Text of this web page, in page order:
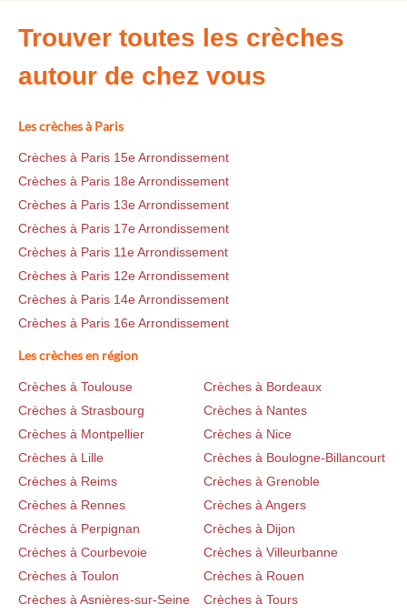
Trouver toutes les crèches
autour de chez vous
Les crèches à Paris
Crèches à Paris 15e Arrondissement
Crèches à Paris 18e Arrondissement
Crèches à Paris 13e Arrondissement
Crèches à Paris 17e Arrondissement
Crèches à Paris 11e Arrondissement
Crèches à Paris 12e Arrondissement
Crèches à Paris 14e Arrondissement
Crèches à Paris 16e Arrondissement
Les crèches en région
Crèches à Toulouse
Crèches à Bordeaux
Crèches à Strasbourg
Crèches à Nantes
Crèches à Montpellier
Crèches à Nice
Crèches à Lille
Crèches à Boulogne-Billancourt
Crèches à Reims
Crèches à Grenoble
Crèches à Rennes
Crèches à Angers
Crèches à Perpignan
Crèches à Dijon
Crèches à Courbevoie
Crèches à Villeurbanne
Crèches à Toulon
Crèches à Rouen
Crèches à Asnières-sur-Seine
Crèches à Tours